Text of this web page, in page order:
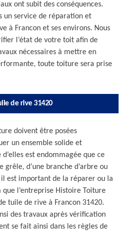
ont subit des conséquences.
un service de réparation et
à Francon et ses environs. Nous
l’état de votre toit afin de
nécessaires à mettre en
toute toiture sera prise
de rive 31420
doivent être posées
un ensemble solide et
est endommagée que ce
grêle, d’une branche d’arbre ou
il est important de la réparer ou la
que l’entreprise Histoire Toiture
tuile de rive à Francon 31420.
des travaux après vérification
se fait ainsi dans les règles de